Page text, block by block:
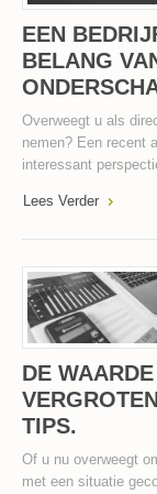
EEN
BELANG
Overweegt u als
nemen? Een recent
interessant
Lees Verder
DE
TIPS.
Of u nu overweegt
met een situatie